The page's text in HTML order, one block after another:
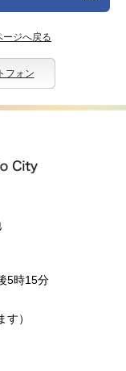
ージへ戻る
フォン
5時15分
）